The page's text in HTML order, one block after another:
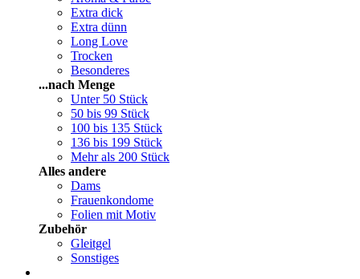
Extra dick
Extra dünn
Long Love
Trocken
Besonderes
...nach Menge
Unter 50 Stück
50 bis 99 Stück
100 bis 135 Stück
136 bis 199 Stück
Mehr als 200 Stück
Alles andere
Dams
Frauenkondome
Folien mit Motiv
Zubehör
Gleitgel
Sonstiges